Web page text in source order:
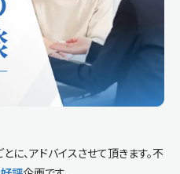
、アドバイスさせて頂きます。不